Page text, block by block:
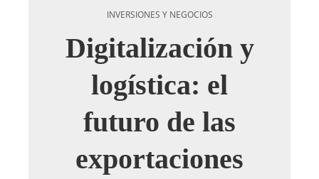
INVERSIONES Y NEGOCIOS
Digitalización y
logística: el
futuro de las
exportaciones